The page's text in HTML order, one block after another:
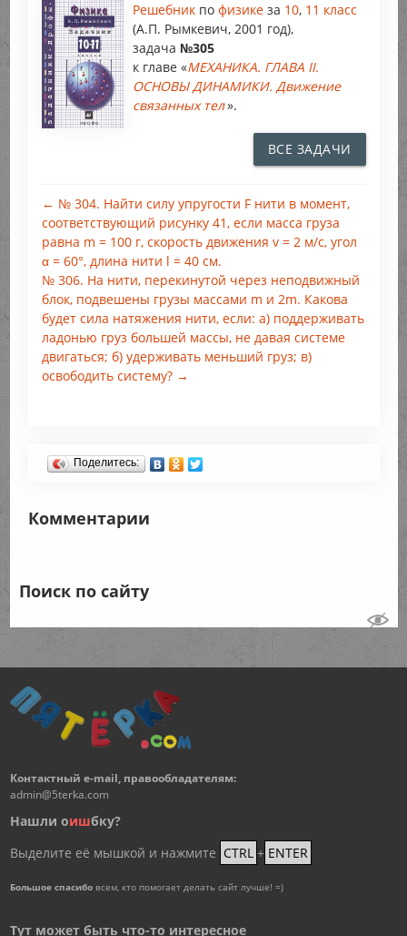
Решебник по физике за 10, 11 класс
(А.П. Рымкевич, 2001 год),
задача №305
к главе «МЕХАНИКА. ГЛАВА II.
ОСНОВЫ ДИНАМИКИ. Движение
связанных тел».
ВСЕ ЗАДАЧИ
← № 304. Найти силу упругости F нити в момент,
соответствующий рисунку 41, если масса груза
равна m = 100 г, скорость движения v = 2 м/с, угол
α = 60°, длина нити l = 40 см.
№ 306. На нити, перекинутой через неподвижный
блок, подвешены грузы массами m и 2m. Какова
будет сила натяжения нити, если: а) поддерживать
ладонью груз большей массы, не давая системе
двигаться; б) удерживать меньший груз; в)
освободить систему? →
Поделитесь:
Комментарии
Поиск по сайту
Контактный e-mail, правообладателям:
admin@5terka.com
Нашли оишбку?
Выделите её мышкой и нажмите CTRL + ENTER
Большое спасибовсем, кто помогает делать сайт лучше! =)
Тут может быть что-то интересное